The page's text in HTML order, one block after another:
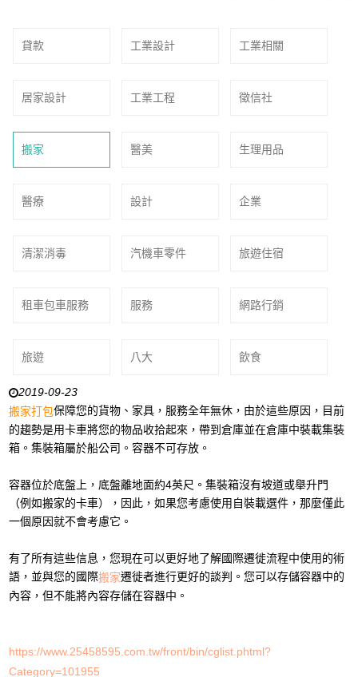
貸款 工業設計 工業相關
居家設計 工業工程 徵信社
搬家 醫美 生理用品
醫療 設計 企業
清潔消毒 汽機車零件 旅遊住宿
租車包車服務 服務 網路行銷
旅遊 八大 飲食
2019-09-23
搬家打包保障您的貨物、家具，服務全年無休，由於這些原因，目前
的趨勢是用卡車將您的物品收拾起來，帶到倉庫並在倉庫中裝載集裝
箱。集裝箱屬於船公司。容器不可存放。
容器位於底盤上，底盤離地面約4英尺。集裝箱沒有坡道或舉升門
（例如搬家的卡車），因此，如果您考慮使用自裝載選件，那麼僅此
一個原因就不會考慮它。
有了所有這些信息，您現在可以更好地了解國際遷徙流程中使用的術
語，並與您的國際搬家遷徙者進行更好的談判。您可以存儲容器中的
內容，但不能將內容存儲在容器中。
https://www.25458595.com.tw/front/bin/cglist.phtml?
Category=101955